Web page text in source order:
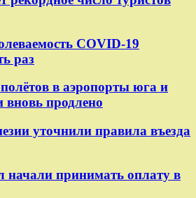
COVID-19
раз
в аэропорты юга и
вновь продлено
уточнили правила въезда
начали принимать оплату в